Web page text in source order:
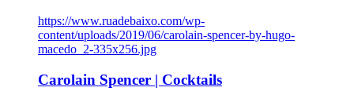
https://www.ruadebaixo.com/wp-
content/uploads/2019/06/carolain-spencer-by-hugo-
macedo_2-335x256.jpg
Carolain Spencer | Cocktails